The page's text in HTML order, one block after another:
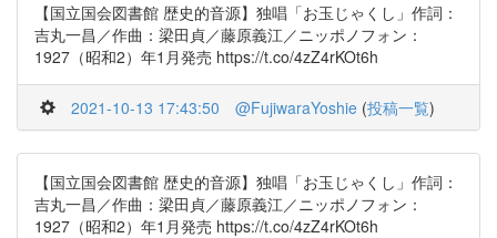
【国立国会図書館 歴史的音源】独唱「お玉じゃくし」作詞：
吉丸一昌／作曲：梁田貞／藤原義江／ニッポノフォン：
1927（昭和2）年1月発売 https://t.co/4zZ4rKOt6h
2021-10-13 17:43:50 @FujiwaraYoshie (投稿一覧)
【国立国会図書館 歴史的音源】独唱「お玉じゃくし」作詞：
吉丸一昌／作曲：梁田貞／藤原義江／ニッポノフォン：
1927（昭和2）年1月発売 https://t.co/4zZ4rKOt6h